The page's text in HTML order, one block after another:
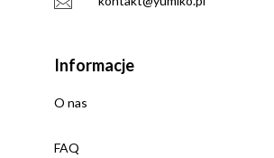
Informacje
O nas
FAQ